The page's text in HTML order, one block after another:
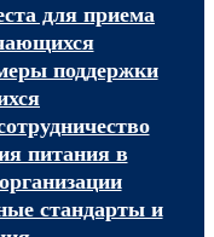
для приема
поддержки
питания в
стандарты и